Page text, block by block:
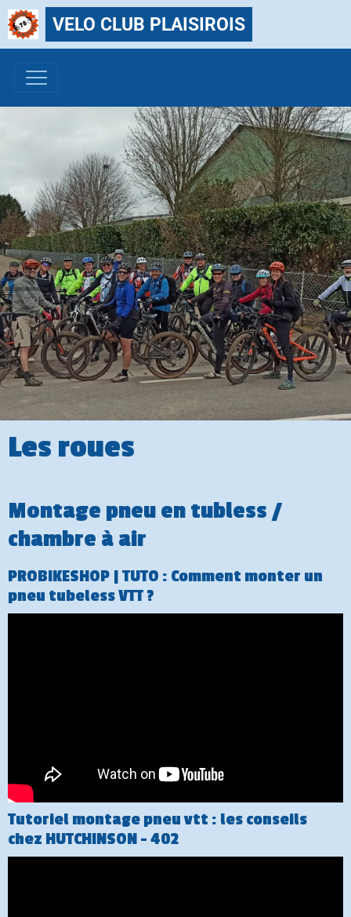
VELO CLUB PLAISIROIS
Les roues
Montage pneu en tubless /
chambre à air
PROBIKESHOP | TUTO : Comment monter un
pneu tubeless VTT ?
Tutoriel montage pneu vtt : les conseils
chez HUTCHINSON - 402